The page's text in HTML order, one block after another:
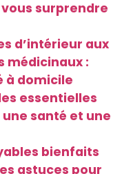
surprendre
d’intérieur aux
médicinaux :
à domicile
essentielles
santé et une
bienfaits
astuces pour